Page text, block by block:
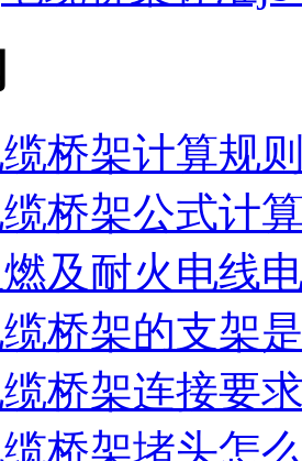
桥架计算规
桥架公式计
燃及耐火电线
桥架的支架
桥架连接要
桥架堵头怎